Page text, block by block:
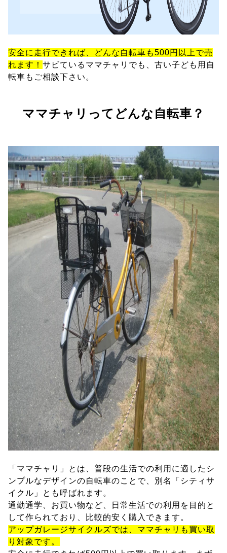
安全に走行できれば、どんな自転車も500円以上で売
れます！ サビているママチャリでも、古い子ども用自
転車もご相談下さい。
ママチャリってどんな自転車？
「ママチャリ」とは、普段の生活での利用に適したシ
ンプルなデザインの自転車のことで、別名「シティサ
イクル」とも呼ばれます。
通勤通学、お買い物など、日常生活での利用を目的と
して作られており、比較的安く購入できます。
アップガレージサイクルズでは、ママチャリも買い取
り対象です。